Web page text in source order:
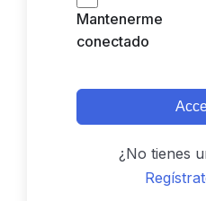
Mantenerme
conectado
¿No tienes